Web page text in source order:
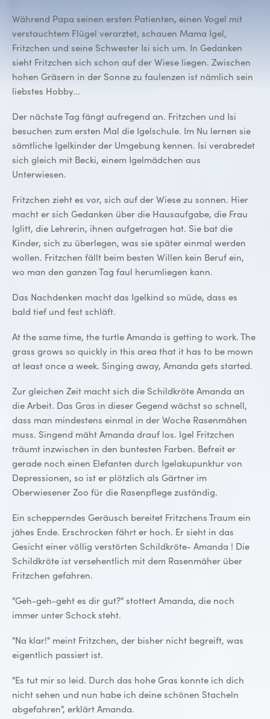
Während Papa seinen ersten Patienten, einen Vogel mit
verstauchtem Flügel verarztet, schauen Mama Igel,
Fritzchen und seine Schwester Isi sich um. In Gedanken
sieht Fritzchen sich schon auf der Wiese liegen. Zwischen
hohen Gräsern in der Sonne zu faulenzen ist nämlich sein
liebstes Hobby...
Der nächste Tag fängt aufregend an. Fritzchen und Isi
besuchen zum ersten Mal die Igelschule. Im Nu lernen sie
sämtliche Igelkinder der Umgebung kennen. Isi verabredet
sich gleich mit Becki, einem Igelmädchen aus
Unterwiesen.
Fritzchen zieht es vor, sich auf der Wiese zu sonnen. Hier
macht er sich Gedanken über die Hausaufgabe, die Frau
Iglitt, die Lehrerin, ihnen aufgetragen hat. Sie bat die
Kinder, sich zu überlegen, was sie später einmal werden
wollen. Fritzchen fällt beim besten Willen kein Beruf ein,
wo man den ganzen Tag faul herumliegen kann.
Das Nachdenken macht das Igelkind so müde, dass es
bald tief und fest schläft.
At the same time, the turtle Amanda is getting to work. The
grass grows so quickly in this area that it has to be mown
at least once a week. Singing away, Amanda gets started.
Zur gleichen Zeit macht sich die Schildkröte Amanda an
die Arbeit. Das Gras in dieser Gegend wächst so schnell,
dass man mindestens einmal in der Woche Rasenmähen
muss. Singend mäht Amanda drauf los. Igel Fritzchen
träumt inzwischen in den buntesten Farben. Befreit er
gerade noch einen Elefanten durch Igelakupunktur von
Depressionen, so ist er plötzlich als Gärtner im
Oberwiesener Zoo für die Rasenpflege zuständig.
Ein schepperndes Geräusch bereitet Fritzchens Traum ein
jähes Ende. Erschrocken fährt er hoch. Er sieht in das
Gesicht einer völlig verstörten Schildkröte- Amanda ! Die
Schildkröte ist versehentlich mit dem Rasenmäher über
Fritzchen gefahren.
"Geh-geh-geht es dir gut?" stottert Amanda, die noch
immer unter Schock steht.
"Na klar!" meint Fritzchen, der bisher nicht begreift, was
eigentlich passiert ist.
"Es tut mir so leid. Durch das hohe Gras konnte ich dich
nicht sehen und nun habe ich deine schönen Stacheln
abgefahren", erklärt Amanda.